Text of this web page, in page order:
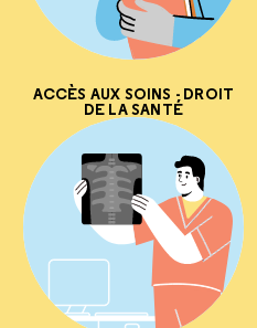
ACCÈS AUX SOINS - DROIT
DE LA SANTÉ